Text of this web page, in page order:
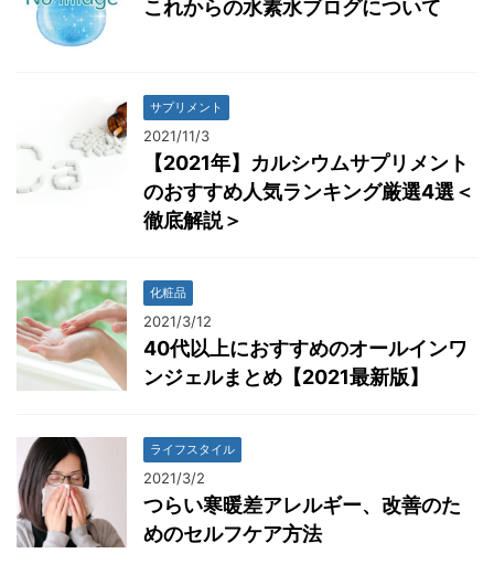
これからの水素水ブログについて
サプリメント
2021/11/3
【2021年】カルシウムサプリメント
のおすすめ人気ランキング厳選4選＜
徹底解説＞
化粧品
2021/3/12
40代以上におすすめのオールインワ
ンジェルまとめ【2021最新版】
ライフスタイル
2021/3/2
つらい寒暖差アレルギー、改善のた
めのセルフケア方法